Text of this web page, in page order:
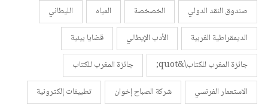
صندوق النقد الدولي
الخصخصة المياه
الليطاني
الديمقراطية الغربية
الأدب الإيطالي
قضايا بيئية
جائزة المغرب للكتاب\&quot;
جائزة المغرب للكتاب
الاستعمار الفرنسي
شركة الصباح إخوان تطبيقات إلكترونية